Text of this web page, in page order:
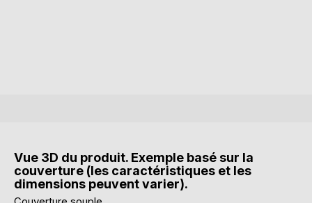
Vue 3D du produit. Exemple basé sur la
couverture (les caractéristiques et les
dimensions peuvent varier).